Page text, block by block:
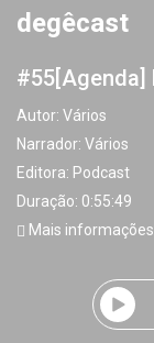
degêcast
#55[Agenda]
Autor: Vários
Narrador: Vários
Editora: Podcast
Duração: 0:55:49
Mais informações